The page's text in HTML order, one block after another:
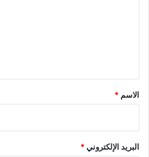
*
الاسم *
البريد الإلكتروني*